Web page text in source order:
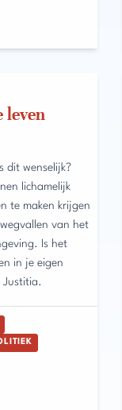
leven
dit wenselijk?
lichamelijk
te maken krijgen
van het
Is het
in je eigen
Justitia.